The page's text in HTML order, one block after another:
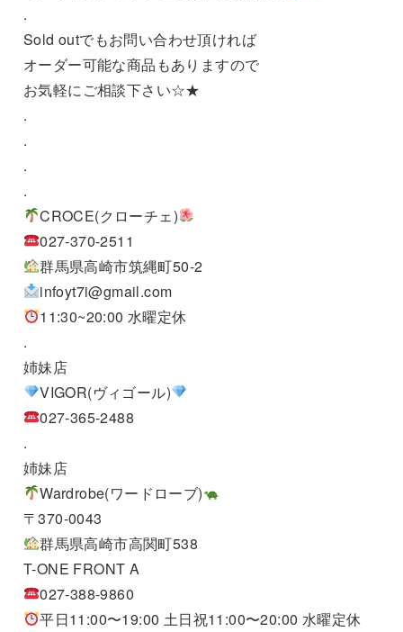
.
Sold outでもお問い合わせ頂ければ
オーダー可能な商品もありますので
お気軽にご相談下さい☆★
.
.
.
.
CROCE(クローチェ)
027-370-2511
群馬県高崎市筑縄町50-2
infoyt7i@gmail.com
11:30~20:00 水曜定休
.
姉妹店
VIGOR(ヴィゴール)
027-365-2488
.
姉妹店
Wardrobe(ワードローブ)
〒370-0043
群馬県高崎市高関町538
T-ONE FRONT A
027-388-9860
平日11:00〜19:00 土日祝11:00〜20:00 水曜定休